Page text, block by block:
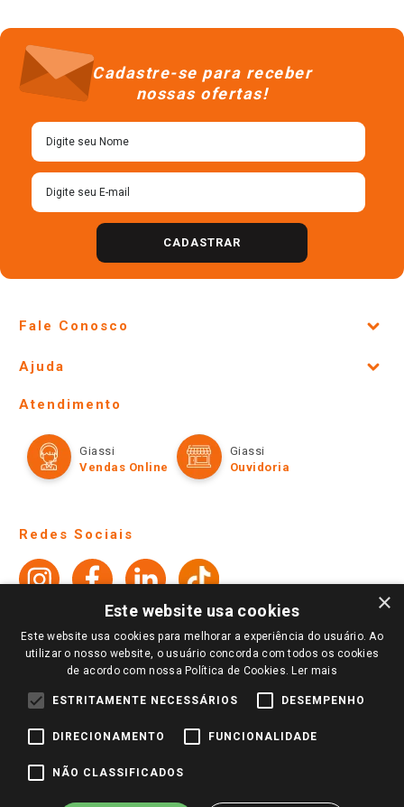
Pacote 250g
＋
－
Cadastre-se para receber
nossas ofertas!
Fale Conosco
Site Institucional
Ofertas
Televendas
Notícias
Perguntas frequentes
Identidade Visual
Política de Privacidade e Termos de Uso
Formas de Pagamento
Trocas e Devoluções
Atendimento
Giassi
Redes Sociais
Pagamento e Segurança
×
Este website usa cookies
Este website usa cookies para melhorar a experiência do usuário. Ao
utilizar o nosso website, o usuário concorda com todos os cookies
de acordo com nossa Política de Cookies. Ler mais
ESTRITAMENTE NECESSÁRIOS DESEMPENHO
DIRECIONAMENTO FUNCIONALIDADE
NÃO CLASSIFICADOS